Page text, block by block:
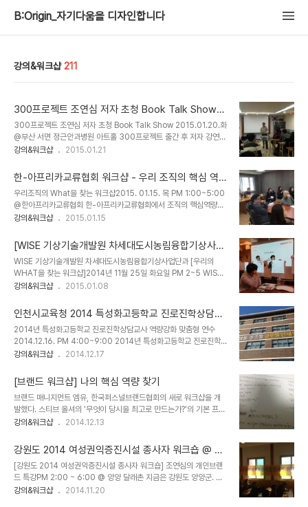
B:Origin_자기다움을 디자인합니다
강의&워크샵 211
300프로젝트 조연심 저자 초청 Book Talk Show
@부산 서면 정근안과병원 아트홀
300프로젝트 조연심 저자 초청 Book Talk Show 2015.01.20.화
@부산 서면 정근안과병원 아트홀 300프로젝트 출간 후 저자 강연회
는 서울에서 2회 있었다. 부산 도널드 비전코칭 연구소 이부승 코치님
통령직속 청년위원회와 함께한 창조적멘토링 공모사업 '더청춘'에 멘
토로 함께 활동했다. 300프로젝트이 미니 버전인 10-10-10미션을
수행하는 것이 목표였는데, 미처 마무리를 못한 도전자들과 함께 더청
춘 연장전을 기획하셔서 올 겨울 청춘들과 뜨겁게 보내고 계신다.
300 프로젝트국내도서저자 : 조연심,김태진출판 : 카시오페아
부승 코치님의 오프닝으로 시작..
강의&워크샵 2015.01.21
한-아프리카교류협회 워크샵 - 우리 조직의 핵심 역
량을 찾다 by 퍼스널브랜드PD 박현진
우리조직의 What을 찾는 워크샵2015. 01.15. 목 PM 1:00~5:00
@한아프리카교류협회 한-아프리카교류협회에서 조직의 핵심역량을
찾는 워크샵에 동행했다. 21세기 지식창조사회가 요구하는 인재의 조
일까? 강의에 이은 본격적인 워크샵에 들어가기 전에 우리는 얼마나
소통하고 있는지를 파악해보기로 했다.2인 1조로 짝을 이룬다.팬을 든
사람은 눈을 감고 다른 사람이 네비게이터가 된다. 네비게이터의 안내
에 따라 눈을 감은 사람이 무사히 미로를 빠져나올 수 있도록 한다. 성
공의 요인은 네비게이터의 말을 믿는 것. 그리고 그 바탕은 신뢰임을
를 찾고, 팀에서 공유한다...
강의&워크샵 2015.01.15
[WISE 기상기술개발원 차세대도시농림융합기상사업
단] 조직의 What을 찾는 워크샵
WISE 기상기술개발원 차세대도시농림융합기상사업단과 [우리의
WHAT을 찾는 워크샵]2014년 11월 25일 화요일 PM 2~5 WISE
기상기술개발원 차세대도시농림융합기상사업단 연구원 대상 '우리의
비전을 워크샵을 통해 공유하는 시간이 될 것이다. 기상기술개발원 차
세대도시농림융합기상사업단 최영진 단장님의 오프닝!연구원들이 어
렵게 한자리에 모인 만큼 확실한 결과를 가져가자고 독려하셨다. 이어
서 지식소통 조연심 대표의 개인브랜드 특강이 진행되었다.21세기 초
연결 사회 창조형 인재로 살아남는 법에 대한 이야기를 들려주었다. 본
합기상사업단의 핵심역량이 무엇이고 결과물은 무엇인지..
강의&워크샵 2015.01.08
인천시교육청 2014 특성화고등학교 진로진학상담교
사 역량강화 맞춤형 연수@ 인천여자공업고등학교
2014년 특성화고등학교 진로진학상담교사 역량강화 맞춤형 연수
2014.12.16. PM 4:00~9:00 2014년 특성화고등학교 진로진학
상담교사 역량강화 맞춤형 연수가 12월 16일~18일 진행된다. 그 중
연수를 진행했다.현장 진행을 돕기 위해 출동했다. 올 한해 꿈을 찾는
진로캠프를 진행했던 인천 특성화고교 진로진학상담교사 역량강화 연
수를 진행했다. 올해 총 4번을 만난 지라 다시 뵈어서 반가웠다. 지식
소통 조연심의 '당신은 몇 세기형 인재입니까?' 미래형 인재를 알아보
았다. 세상이 바뀌고 인재상이 바뀌는데 기존의 방식으로 진로교육이
한시간을 쓰고, 나머지는..
강의&워크샵 2014.12.17
[브랜드 워크샵] 나의 핵심 역량 찾기
브랜드 매니지먼트 엠유, 한국퍼스널브랜드협회의 새로 워크샵을 개
발했다. 스티브 올셔의 '무엇이 당시을 최고로 만드는가?'의 기본 프레
임을 가져왔다. 내가 퍼실리테이터로서 서포트를 하기 위해 완벽한 그
능 찾기 워크샵'을 진행했다. 무엇이 당신을 최고로 만드는가국내도서
저자 : 스티브 올셔(Steve Olsher) / 이미숙,조병학역출판 : 인사이
트앤뷰 2014.08.19상세보기​​핵심 재능 찾기는 3단계로 이루어진다.
1. 좋아하는 일과 싫어하는 일 찾기 2. 7가지 질문 통과하기
(7Question Checklist) 3. 재능의 통합적인 주제를 찾기 자신이
강의&워크샵 2014.12.13
강원도 2014 여성권익증진시설 종사자 워크숍 @ 양
양 달래촌
[강원도 2014 여성권익증진시설 종사자 워크숍] 조연심의 개인브랜
드 특강PM 2:00 ~ 6:00 @ 양양 달래촌 지금은 강원도 양양군. 여
성권익증진시설 종사자 워크숍에지식소통 조연심의 '일의 미래, 내 이
강의&워크샵 2014.11.20